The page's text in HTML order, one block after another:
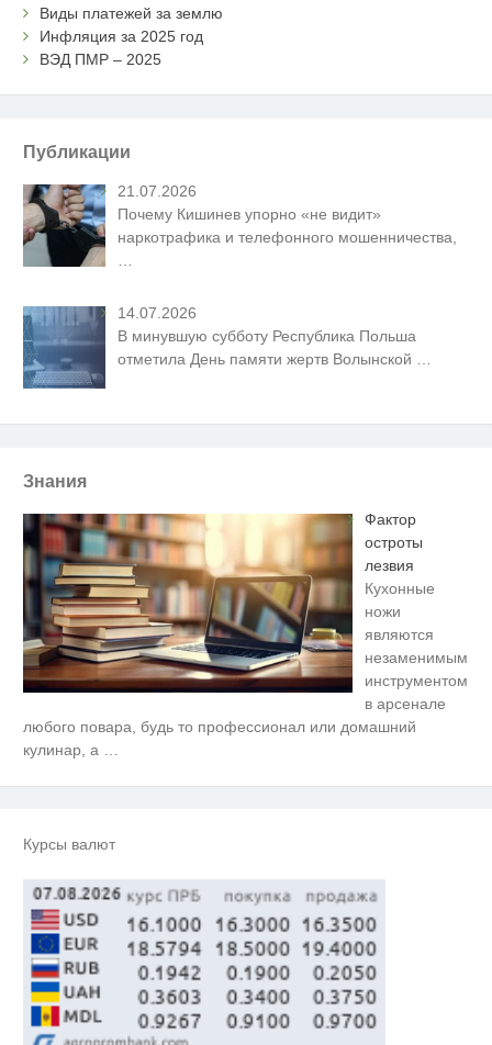
Виды платежей за землю
Инфляция за 2025 год
ВЭД ПМР – 2025
Публикации
21.07.2026
Почему Кишинев упорно «не видит»
наркотрафика и телефонного мошенничества,
14.07.2026
В минувшую субботу Республика Польша
отметила День памяти жертв Волынской
Знания
Фактор
остроты
лезвия
Кухонные
ножи
являются
незаменимым
инструментом
в арсенале
любого повара, будь то профессионал или домашний
кулинар, а …
Курсы валют
Крыма: Что люди вытворяют,
i
Никогда не храните огурцы в